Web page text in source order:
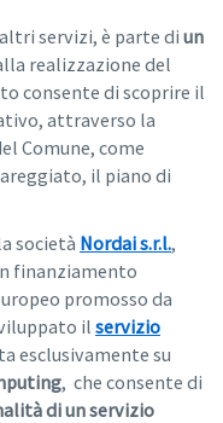
servizi, è parte di un
realizzazione del
consente di scoprire il
attraverso la
Comune, come
il piano di
società Nordai s.r.l.,
finanziamento
promosso da
ilservizio
esclusivamente su
, che consente di
di un servizio